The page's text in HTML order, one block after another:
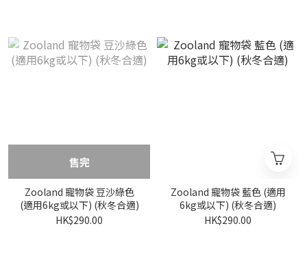
售完
Zooland 寵物袋 豆沙綠色
(適用6kg或以下) (秋冬合適)
HK$290.00
Zooland 寵物袋 藍色 (適用
6kg或以下) (秋冬合適)
HK$290.00